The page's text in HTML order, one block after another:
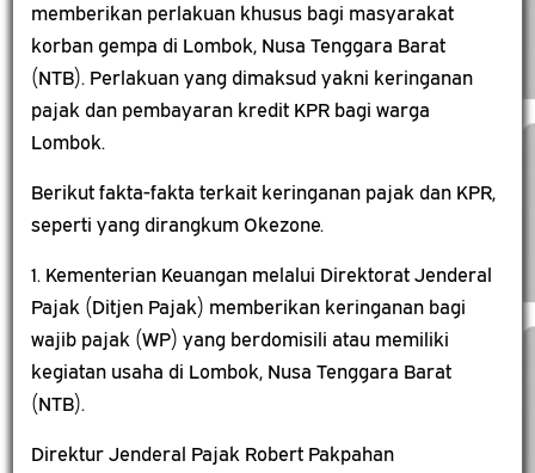
memberikan perlakuan khusus bagi masyarakat
korban gempa di Lombok, Nusa Tenggara Barat
(NTB). Perlakuan yang dimaksud yakni keringanan
pajak dan pembayaran kredit KPR bagi warga
Lombok.
Berikut fakta-fakta terkait keringanan pajak dan KPR,
seperti yang dirangkum Okezone.
1. Kementerian Keuangan melalui Direktorat Jenderal
Pajak (Ditjen Pajak) memberikan keringanan bagi
wajib pajak (WP) yang berdomisili atau memiliki
kegiatan usaha di Lombok, Nusa Tenggara Barat
(NTB).
Direktur Jenderal Pajak Robert Pakpahan